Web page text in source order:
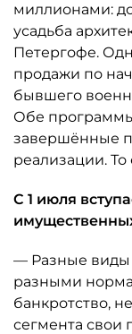
миллионами:
усадьба
Петергофе.
продажи по
бывшего
Обе
завершённые
реализации. То
С 1 июля
— Разные виды
разными
банкротство,
сегмента свои